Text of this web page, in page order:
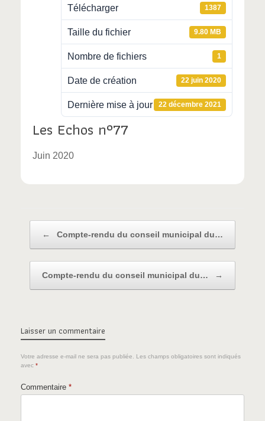
Télécharger 1387
Taille du fichier 9.80 MB
Nombre de fichiers 1
Date de création 22 juin 2020
Dernière mise à jour 22 décembre 2021
Les Echos n°77
Juin 2020
← Compte-rendu du conseil municipal du…
Compte-rendu du conseil municipal du… →
Laisser un commentaire
Votre adresse e-mail ne sera pas publiée. Les champs obligatoires sont indiqués
avec *
Commentaire *